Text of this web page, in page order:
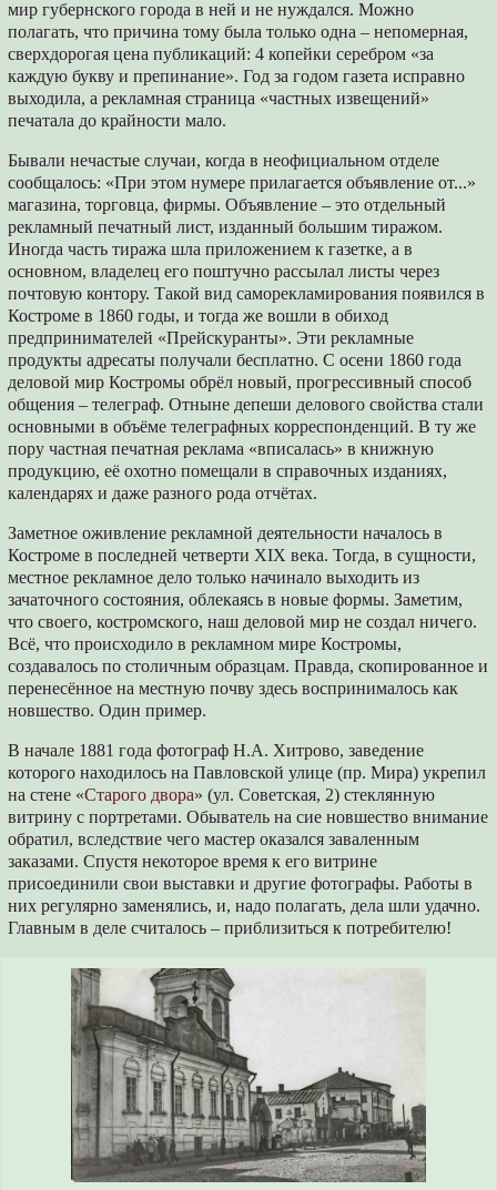
мир губернского города в ней и не нуждался. Можно
полагать, что причина тому была только одна – непомерная,
сверхдорогая цена публикаций: 4 копейки серебром «за
каждую букву и препинание». Год за годом газета исправно
выходила, а рекламная страница «частных извещений»
печатала до крайности мало.
Бывали нечастые случаи, когда в неофициальном отделе
сообщалось: «При этом нумере прилагается объявление от...»
магазина, торговца, фирмы. Объявление – это отдельный
рекламный печатный лист, изданный большим тиражом.
Иногда часть тиража шла приложением к газетке, а в
основном, владелец его поштучно рассылал листы через
почтовую контору. Такой вид саморекламирования появился в
Костроме в 1860 годы, и тогда же вошли в обиход
предпринимателей «Прейскуранты». Эти рекламные
продукты адресаты получали бесплатно. С осени 1860 года
деловой мир Костромы обрёл новый, прогрессивный способ
общения – телеграф. Отныне депеши делового свойства стали
основными в объёме телеграфных корреспонденций. В ту же
пору частная печатная реклама «вписалась» в книжную
продукцию, её охотно помещали в справочных изданиях,
календарях и даже разного рода отчётах.
Заметное оживление рекламной деятельности началось в
Костроме в последней четверти XIX века. Тогда, в сущности,
местное рекламное дело только начинало выходить из
зачаточного состояния, облекаясь в новые формы. Заметим,
что своего, костромского, наш деловой мир не создал ничего.
Всё, что происходило в рекламном мире Костромы,
создавалось по столичным образцам. Правда, скопированное и
перенесённое на местную почву здесь воспринималось как
новшество. Один пример.
В начале 1881 года фотограф Н.А. Хитрово, заведение
которого находилось на Павловской улице (пр. Мира) укрепил
на стене «Старого двора» (ул. Советская, 2) стеклянную
витрину с портретами. Обыватель на сие новшество внимание
обратил, вследствие чего мастер оказался заваленным
заказами. Спустя некоторое время к его витрине
присоединили свои выставки и другие фотографы. Работы в
них регулярно заменялись, и, надо полагать, дела шли удачно.
Главным в деле считалось – приблизиться к потребителю!